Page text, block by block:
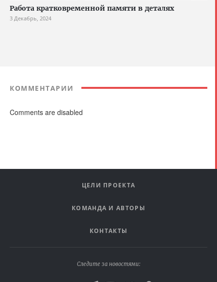
Работа кратковременной памяти в деталях
3 Декабрь, 2024
КОММЕНТАРИИ
Comments are disabled
ЦЕЛИ ПРОЕКТА
КОМАНДА И АВТОРЫ
КОНТАКТЫ
Следите за новостями: